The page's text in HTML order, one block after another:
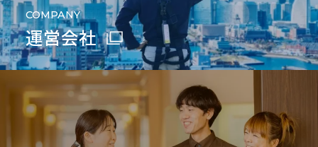
COMPANY
運営会社